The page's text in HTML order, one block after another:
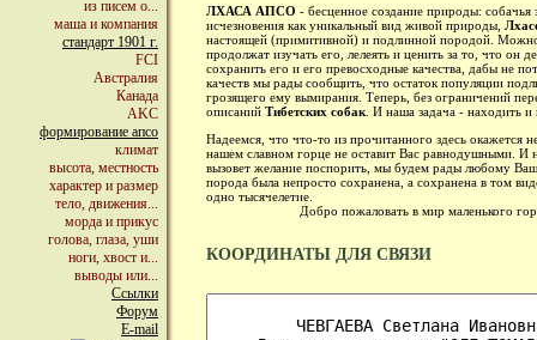
из писем о...
маша и компания
стандарт 1901 г.
FCI
Австралия
Канада
AKC
формирование апсо
климат
высота, местность
характер и размер
тело, движения...
морда и прикус
голова, глаза, уши
ноги, хвост и...
выводы или...
Ссылки
Форум
E-mail
ЛХАСА АПСО - бесценное создание природы:
исчезновения как уникальный вид живой природы,
настоящей (примитивной) и подлинной породой. Можно
продолжат изучать его, лелеять и ценить за то, что он
сохранить его и его превосходные качества, дабы не
качеств мы рады сообщить, что остаток популяции
грозящего ему вымирания. Теперь, без ограничений
описаний Тибетских собак . И наша задача - находить
Надеемся, что что-то из прочитанного здесь окажется
нашем славном горце не оставит Вас равнодушными. И
вызовет желание поспорить, мы будем рады любому
порода была непросто сохранена, а сохранена в том
одно тысячелетие.
Добро пожаловать в мир маленького
КООРДИНАТЫ ДЛЯ СВЯЗИ